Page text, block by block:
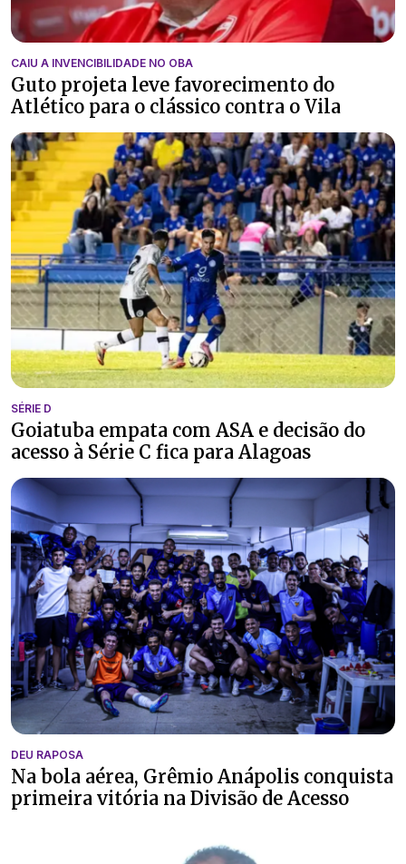
CAIU A INVENCIBILIDADE NO OBA
Guto projeta leve favorecimento do
Atlético para o clássico contra o Vila
SÉRIE D
Goiatuba empata com ASA e decisão do
acesso à Série C fica para Alagoas
DEU RAPOSA
Na bola aérea, Grêmio Anápolis conquista
primeira vitória na Divisão de Acesso